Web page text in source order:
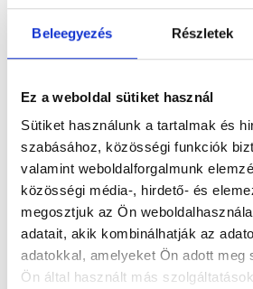
Beleegyezés Részletek
Ez a weboldal sütiket használ
Sütiket használunk a tartalmak és
szabásához, közösségi funkciók
valamint weboldalforgalmunk
közösségi média-, hirdető- és
megosztjuk az Ön
adatait, akik kombinálhatják az
adatokkal, amelyeket Ön adott meg
Ön által használt más
Foglalj időpontot
Proktológia
Főoldal Klinikák
Bőrgyógyász, Budapest, XXI. kerület